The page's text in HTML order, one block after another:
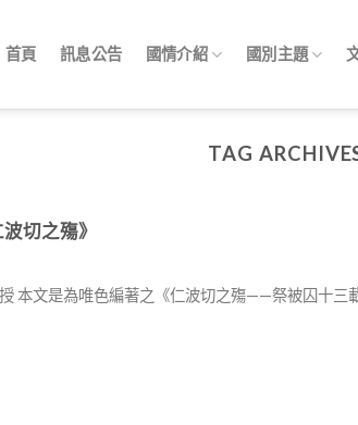
首頁 訊息公告 國情介紹 國別主題
TAG
切之殤》
本文是為唯色編著之《仁波切之殤——祭被囚十三